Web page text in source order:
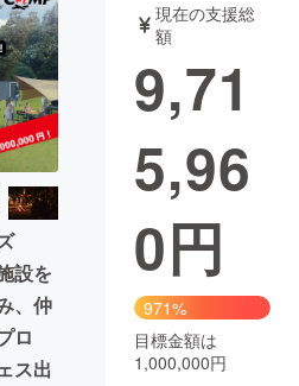
ジェット
チャレンジ
活性化
Good
CAMPFIRE Creation
税
コミュニティ
設を
、仲
ロ
ス出
現在の支援総
額
9,71
5,96
0円
971%
目標金額は
1,000,000円